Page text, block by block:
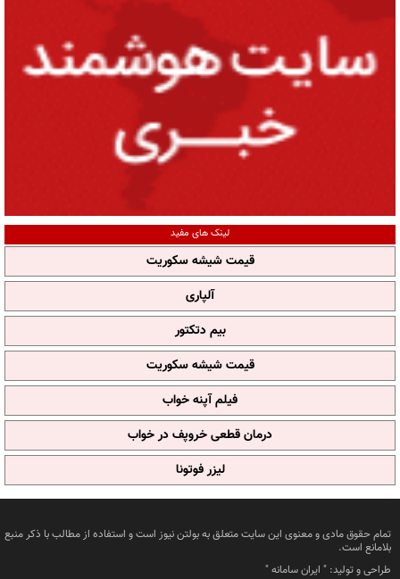
لینک های مفید
قیمت شیشه سکوریت
آلپاری
بیم دتکتور
قیمت شیشه سکوریت
فیلم آپنه خواب
درمان قطعی خروپف در خواب
لیزر فوتونا
تمام حقوق مادی و معنوی این سایت متعلق به بولتن نیوز است و استفاده از مطالب با ذکر منبع
بلامانع است.
طراحی و تولید: " ایران سامانه"